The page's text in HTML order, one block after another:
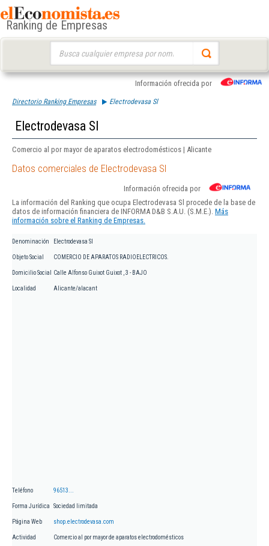
Ranking de Empresas
Información ofrecida por
Directorio Ranking Empresas Electrodevasa Sl
Electrodevasa Sl
Comercio al por mayor de aparatos electrodomésticos | Alicante
Datos comerciales de Electrodevasa Sl
Información ofrecida por
La información del Ranking que ocupa Electrodevasa Sl procede de la base de
datos de información financiera de INFORMA D&B S.A.U. (S.M.E.). Más
información sobre el Ranking de Empresas.
Denominación Electrodevasa Sl
Objeto Social COMERCIO DE APARATOS RADIOELECTRICOS.
Domicilio Social Calle Alfonso Guixot Guixot , 3 - BAJO
Localidad Alicante/alacant
Teléfono 96513...
Forma Jurídica Sociedad limitada
Página Web shop.electrodevasa.com
Actividad Comercio al por mayor de aparatos electrodomésticos